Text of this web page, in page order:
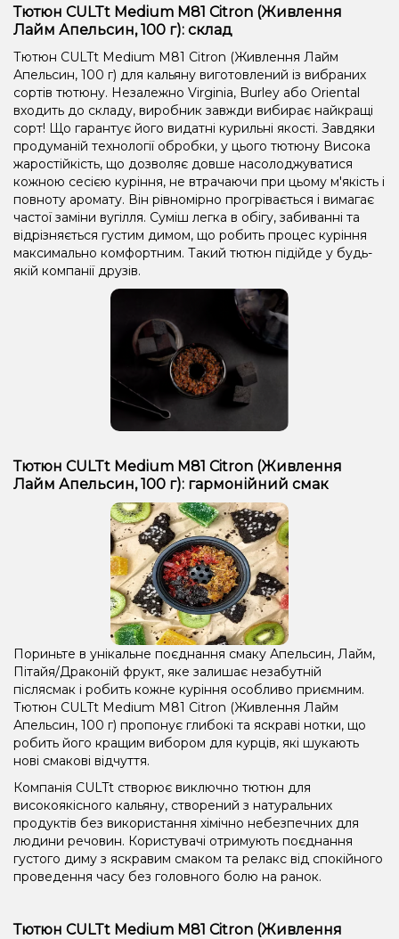
Тютюн CULTt Medium M81 Citron (Живлення
Лайм Апельсин, 100 г): склад
Тютюн CULTt Medium M81 Citron (Живлення Лайм
Апельсин, 100 г) для кальяну виготовлений із вибраних
сортів тютюну. Незалежно Virginia, Burley або Oriental
входить до складу, виробник завжди вибирає найкращі
сорт! Що гарантує його видатні курильні якості. Завдяки
продуманій технології обробки, у цього тютюну Висока
жаростійкість, що дозволяє довше насолоджуватися
кожною сесією куріння, не втрачаючи при цьому м'якість і
повноту аромату. Він рівномірно прогрівається і вимагає
частої заміни вугілля. Суміш легка в обігу, забиванні та
відрізняється густим димом, що робить процес куріння
максимально комфортним. Такий тютюн підійде у будь-
якій компанії друзів.
Тютюн CULTt Medium M81 Citron (Живлення
Лайм Апельсин, 100 г): гармонійний смак
Пориньте в унікальне поєднання смаку Апельсин, Лайм,
Пітайя/Драконій фрукт, яке залишає незабутній
післясмак і робить кожне куріння особливо приємним.
Тютюн CULTt Medium M81 Citron (Живлення Лайм
Апельсин, 100 г) пропонує глибокі та яскраві нотки, що
робить його кращим вибором для курців, які шукають
нові смакові відчуття.
Компанія CULTt створює виключно тютюн для
високоякісного кальяну, створений з натуральних
продуктів без використання хімічно небезпечних для
людини речовин. Користувачі отримують поєднання
густого диму з яскравим смаком та релакс від спокійного
проведення часу без головного болю на ранок.
Тютюн CULTt Medium M81 Citron (Живлення